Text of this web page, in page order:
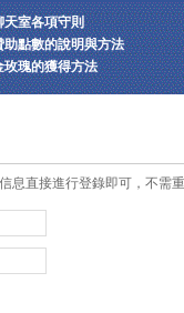
天室各項守則
助點數的說明與方法
玫瑰的獲得方法
息直接進行登錄即可，不需